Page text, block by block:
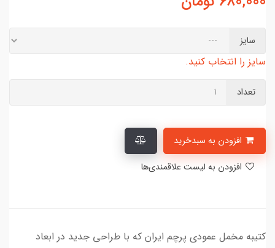
سایز
سایز را انتخاب کنید.
تعداد
کتیبه مخمل عمودی پرچم ایران که با طراحی جدید در ابعاد